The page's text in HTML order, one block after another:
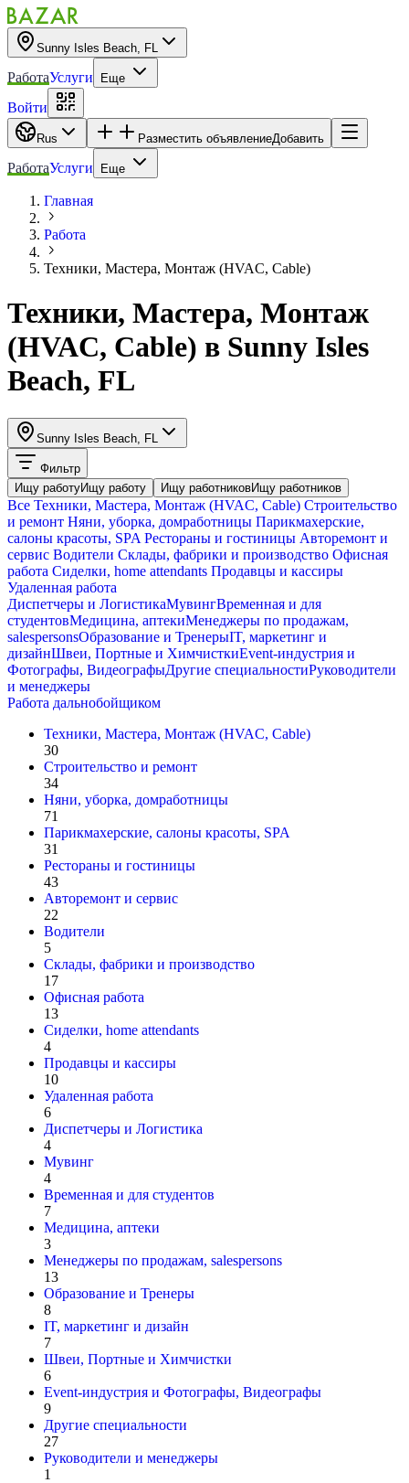
Sunny Isles Beach, FL
РаботаУслуги Еще
Войти
Rus Разместить объявлениеДобавить
РаботаУслуги Еще
Главная
Работа
Техники, Мастера, Монтаж (HVAC, Cable)
Техники, Мастера, Монтаж
(HVAC, Cable) в Sunny Isles
Beach, FL
Sunny Isles Beach, FL
Фильтр
Ищу работуИщу работу Ищу работниковИщу работников
Все Техники, Мастера, Монтаж (HVAC, Cable) Строительство
и ремонт Няни, уборка, домработницы Парикмахерские,
салоны красоты, SPA Рестораны и гостиницы Авторемонт и
cервис Водители Склады, фабрики и производство Офисная
работа Сиделки, home attendants Продавцы и кассиры
Удаленная работа
Диспетчеры и ЛогистикаМувингВременная и для
студентовМедицина, аптекиМенеджеры по продажам,
salespersonsОбразование и ТренерыIT, маркетинг и
дизайнШвеи, Портные и ХимчисткиEvent-индустрия и
Фотографы, ВидеографыДругие специальностиРуководители
и менеджеры
Работа дальнобойщиком
Техники, Мастера, Монтаж (HVAC, Cable)
30
Строительство и ремонт
34
Няни, уборка, домработницы
71
Парикмахерские, салоны красоты, SPA
31
Рестораны и гостиницы
43
Авторемонт и cервис
22
Водители
5
Склады, фабрики и производство
17
Офисная работа
13
Сиделки, home attendants
4
Продавцы и кассиры
10
Удаленная работа
6
Диспетчеры и Логистика
4
Мувинг
4
Временная и для студентов
7
Медицина, аптеки
3
Менеджеры по продажам, salespersons
13
Образование и Тренеры
8
IT, маркетинг и дизайн
7
Швеи, Портные и Химчистки
6
Event-индустрия и Фотографы, Видеографы
9
Другие специальности
27
Руководители и менеджеры
1